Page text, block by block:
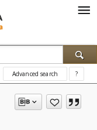
Advanced search ?